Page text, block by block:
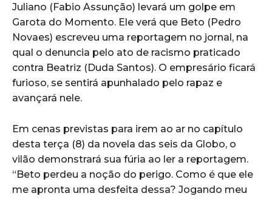
Juliano (Fabio Assunção) levará um golpe em
Garota do Momento. Ele verá que Beto (Pedro
Novaes) escreveu uma reportagem no jornal, na
qual o denuncia pelo ato de racismo praticado
contra Beatriz (Duda Santos). O empresário ficará
furioso, se sentirá apunhalado pelo rapaz e
avançará nele.
Em cenas previstas para irem ao ar no capítulo
desta terça (8) da novela das seis da Globo, o
vilão demonstrará sua fúria ao ler a reportagem.
“Beto perdeu a noção do perigo. Como é que ele
me apronta uma desfeita dessa? Jogando meu